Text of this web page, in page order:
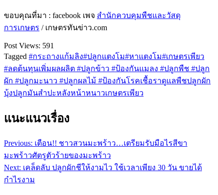
ขอบคุณที่มา : facebook เพจ สำนักควบคุมพืชและวัสดุ
การเกษตร / เกษตรทันข่าว.com
Post Views: 591
Tagged #กระถางแก้มลิง#ปลูกแตงโม#หาแตงโม#เกษตรเพียว
#ลดต้นทุนเพิ่มผลผลิต #ปลูกข้าว #ป้องกันแมลง #ปลูกพืช #ปลูก
ผัก #ปลูกมะนาว #ปลูกผลไม้ #ป้องกันโรคเชื้อราดูแลพืชปลูกผัก
บุ้งปลูกมันสำปะหลังหน้าหนาวเกษตรเพียว
แนะแนวเรื่อง
Previous: เตือน!! ชาวสวนมะพร้าว…เตรียมรับมือไรสีขา
มะพร้าวศัตรูตัวร้ายของมะพร้าว
Next: เคล็ดลับ ปลูกผักชีให้งามไว ใช้เวลาเพียง 30 วัน ขายได้
กำไรงาม